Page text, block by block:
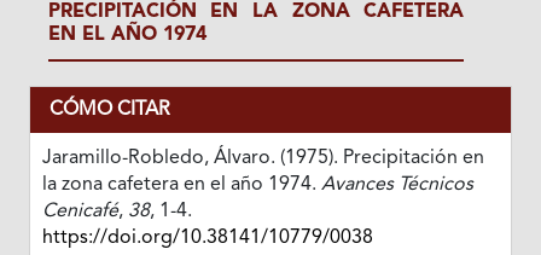
PRECIPITACIÓN EN LA ZONA CAFETERA
EN EL AÑO 1974
CÓMO CITAR
Jaramillo-Robledo, Álvaro. (1975). Precipitación en
la zona cafetera en el año 1974. Avances Técnicos
Cenicafé, 38, 1-4.
https://doi.org/10.38141/10779/0038